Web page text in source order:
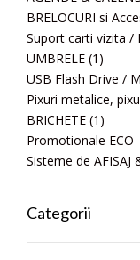
BRELOCURI si
Suport carti vizita /
UMBRELE (1)
USB Flash Drive /
Pixuri metalice,
BRICHETE (1)
Promotionale ECO
Sisteme de AFISAJ
Categorii